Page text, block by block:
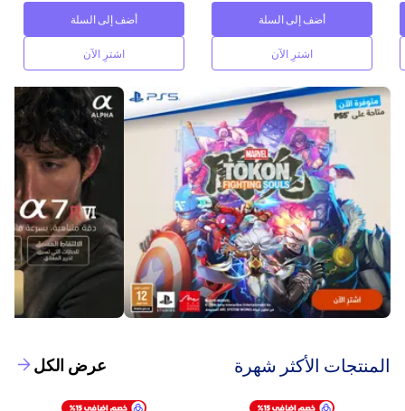
أضف إلى السلة
اشترِ الآن
أضف إلى السلة
اشترِ الآن
‫المنتجات الأكثر شهرة‬ عرض الكل